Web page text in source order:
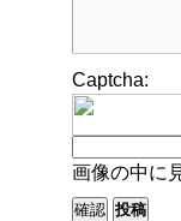
Captcha:
画像の中に